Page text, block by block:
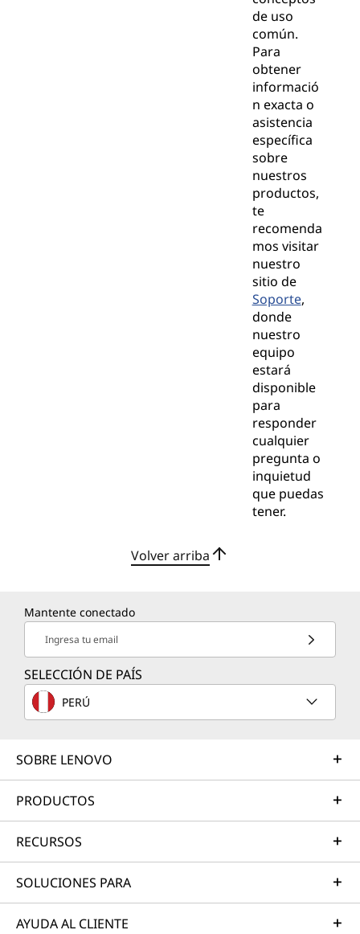
de uso
común.
Para
obtener
informació
n exacta o
asistencia
específica
sobre
nuestros
productos,
te
recomenda
mos visitar
nuestro
sitio de
Soporte,
donde
nuestro
equipo
estará
disponible
para
responder
cualquier
pregunta o
inquietud
que puedas
tener.
Volver arriba
Mantente conectado
Ingresa tu email
SELECCIÓN DE PAÍS
PERÚ
SOBRE LENOVO
PRODUCTOS
RECURSOS
SOLUCIONES PARA
AYUDA AL CLIENTE